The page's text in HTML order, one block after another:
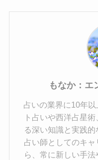
もなか：エ
占いの業界に10年
ト占いや西洋占星
る深い知識と実践的
占い師としてのキ
ら、常に新しい手法